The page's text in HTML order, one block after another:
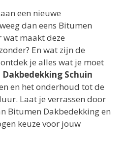
een nieuwe
dan eens Bitumen
maakt deze
En wat zijn de
je alles wat je moet
Schuin
en het onderhoud tot de
Laat je verrassen door
Bitumen Dakbedekking en
keuze voor jouw